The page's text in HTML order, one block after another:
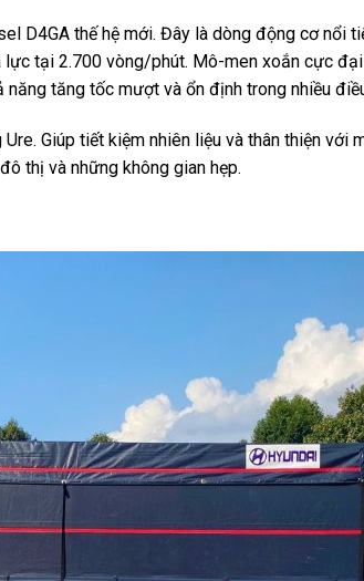
D4GA thế hệ mới. Đây là dòng động cơ nổi
tại 2.700 vòng/phút. Mô-men xoắn cực
tăng tốc mượt và ổn định trong nhiều
Giúp tiết kiệm nhiên liệu và thân thiện
thị và những không gian hẹp.